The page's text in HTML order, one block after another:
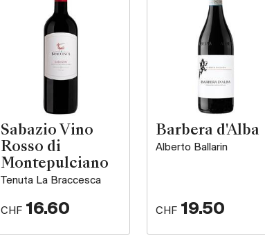
Sabazio Vino
Rosso di
Montepulciano
Tenuta La Braccesca
CHF 16.60
Barbera d'Alba
Alberto Ballarin
CHF 19.50